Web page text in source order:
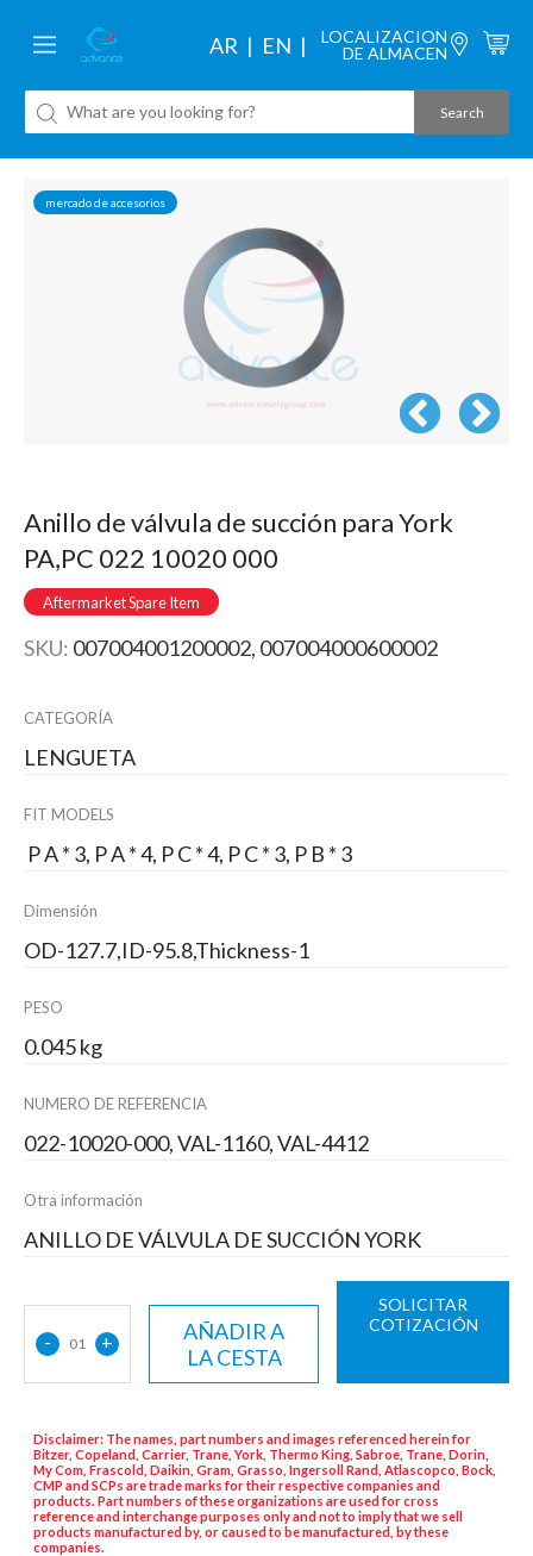
AR EN
LOCALIZACION
DE ALMACEN
mercado de accesorios
Anillo de válvula de succión para York
PA,PC 022 10020 000
Aftermarket Spare Item
SKU: 007004001200002, 007004000600002
CATEGORÍA
LENGUETA
FIT MODELS
P A * 3, P A * 4, P C * 4, P C * 3, P B * 3
Dimensión
OD-127.7,ID-95.8,Thickness-1
PESO
0.045 kg
NUMERO DE REFERENCIA
022-10020-000, VAL-1160, VAL-4412
Otra información
ANILLO DE VÁLVULA DE SUCCIÓN YORK
- 01 +
AÑADIR A
LA CESTA
SOLICITAR
COTIZACIÓN
Disclaimer: The names, part numbers and images referenced herein for
Bitzer, Copeland, Carrier, Trane, York, Thermo King, Sabroe, Trane, Dorin,
My Com, Frascold, Daikin, Gram, Grasso, Ingersoll Rand, Atlascopco, Bock,
CMP and SCPs are trade marks for their respective companies and
products. Part numbers of these organizations are used for cross
reference and interchange purposes only and not to imply that we sell
products manufactured by, or caused to be manufactured, by these
companies.